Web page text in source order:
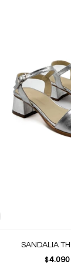
SANDALIA
$4.090